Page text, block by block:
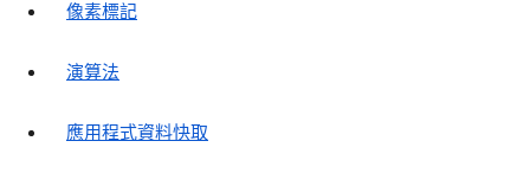
像素標記
演算法
應用程式資料快取